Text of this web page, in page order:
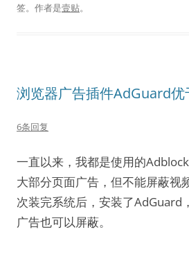
签。 作者是壹贴。
浏览器广告插件AdGuard
6条回复
一直以来，我都是使用的
大部分页面广告，但不能屏蔽视
次装完系统后，安装了AdGuard
广告也可以屏蔽。